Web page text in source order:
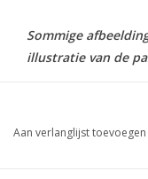
Sommige
illustratie van de
Aan verlanglijst toevoegen